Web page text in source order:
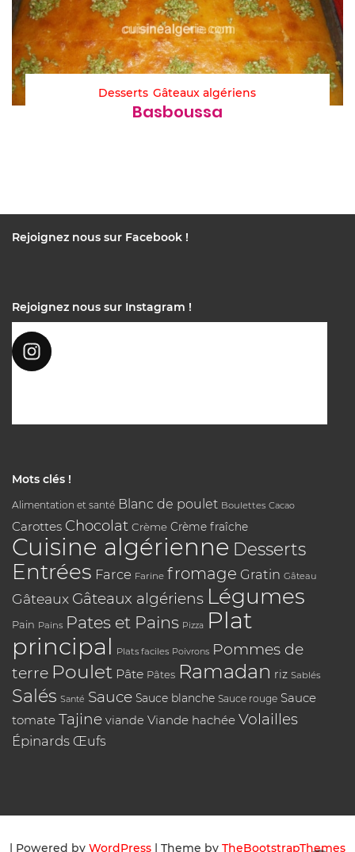
Desserts Gâteaux algériens
Basboussa
Rejoignez nous sur Facebook !
Rejoignez nous sur Instagram !
Mots clés !
Alimentation et santé Blanc de poulet Boulettes Cacao
Carottes Chocolat Crème Crème fraîche
Cuisine algérienne Desserts
Entrées Farce Farine fromage Gratin Gâteau
Gâteaux Gâteaux algériens Légumes
Pain Pains Pates et Pains Pizza Plat
principal Plats faciles Poivrons Pommes de
terre Poulet Pâte Pâtes Ramadan riz Sablés
Salés Santé Sauce Sauce blanche Sauce rouge Sauce
tomate Tajine viande Viande hachée Volailles
Épinards Œufs
| Powered by WordPress | Theme by TheBootstrapThemes